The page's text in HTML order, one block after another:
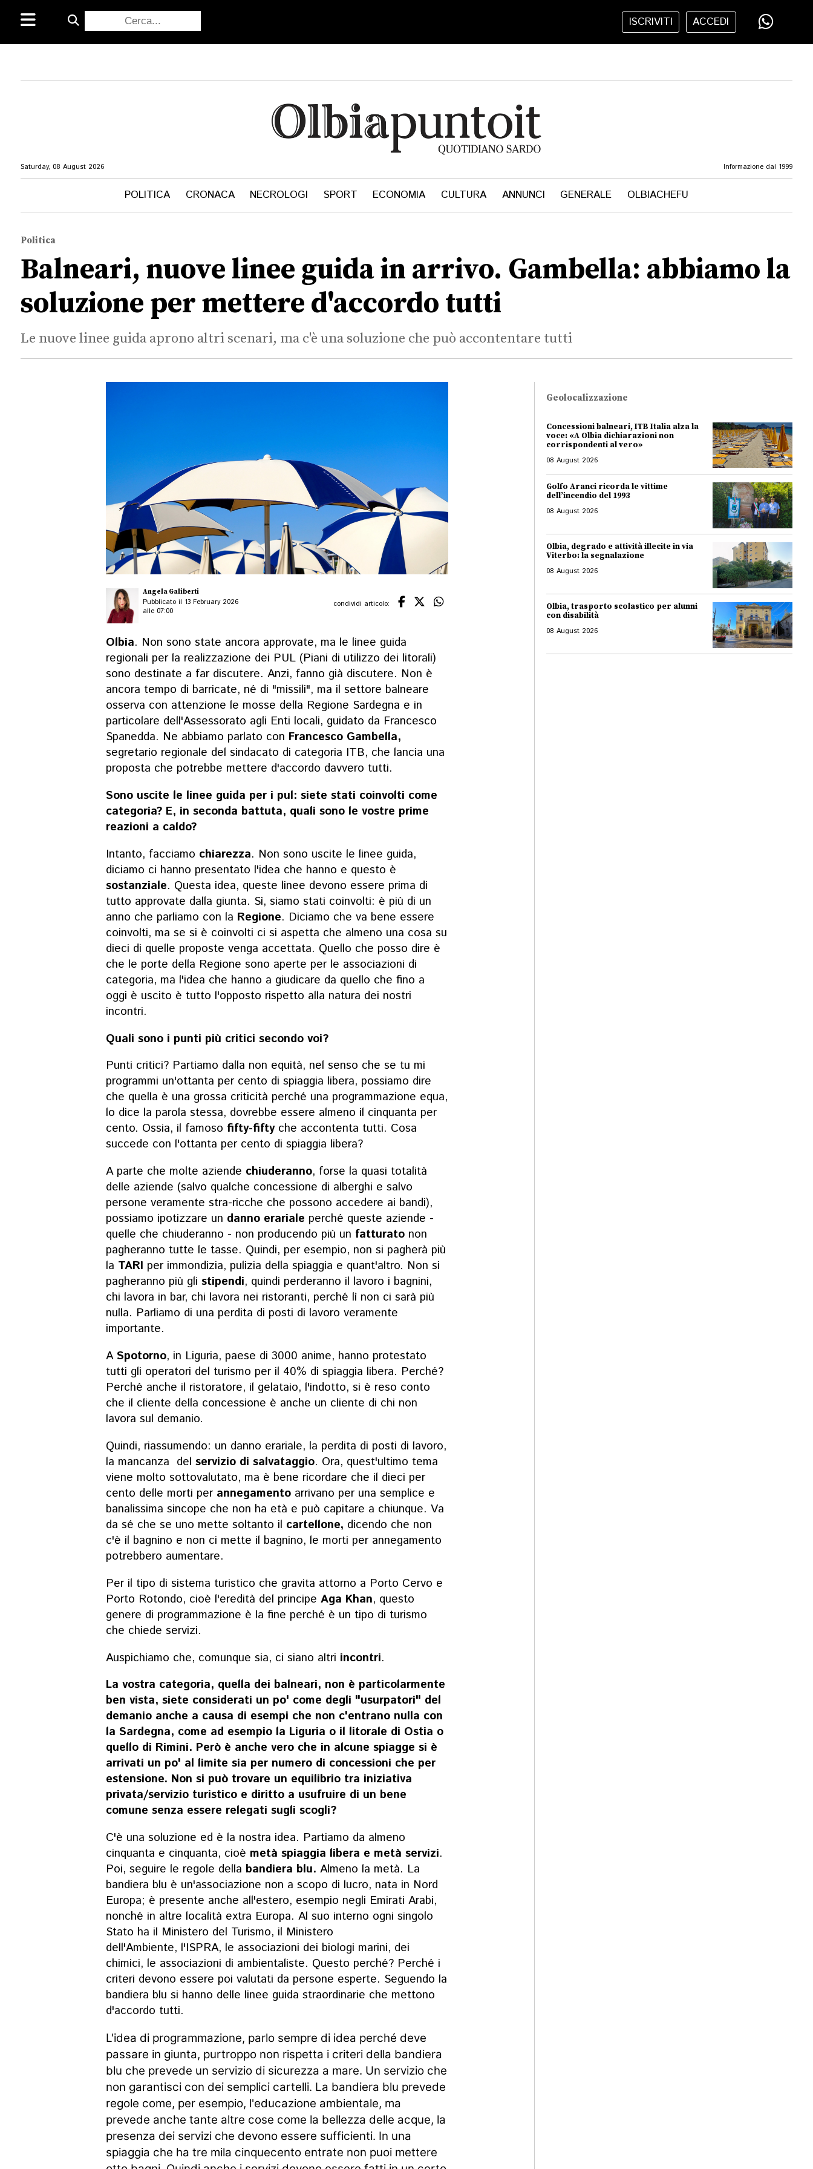
ISCRIVITI ACCEDI
Saturday, 08 August 2026 Informazione dal 1999
POLITICA CRONACA NECROLOGI SPORT ECONOMIA CULTURA ANNUNCI GENERALE OLBIACHEFU
Politica
Balneari, nuove linee guida in arrivo. Gambella: abbiamo la
soluzione per mettere d'accordo tutti
Le nuove linee guida aprono altri scenari, ma c'è una soluzione che può accontentare tutti
Angela Galiberti
Pubblicato il 13 February 2026
alle 07:00
condividi articolo:
Olbia. Non sono state ancora approvate, ma le linee guida
regionali per la realizzazione dei PUL (Piani di utilizzo dei litorali)
sono destinate a far discutere. Anzi, fanno già discutere. Non è
ancora tempo di barricate, né di "missili", ma il settore balneare
osserva con attenzione le mosse della Regione Sardegna e in
particolare dell'Assessorato agli Enti locali, guidato da Francesco
Spanedda. Ne abbiamo parlato con Francesco Gambella,
segretario regionale del sindacato di categoria ITB, che lancia una
proposta che potrebbe mettere d'accordo davvero tutti.
Sono uscite le linee guida per i pul: siete stati coinvolti come
categoria? E, in seconda battuta, quali sono le vostre prime
reazioni a caldo?
Intanto, facciamo chiarezza. Non sono uscite le linee guida,
diciamo ci hanno presentato l'idea che hanno e questo è
sostanziale. Questa idea, queste linee devono essere prima di
tutto approvate dalla giunta. Sì, siamo stati coinvolti: è più di un
anno che parliamo con la Regione. Diciamo che va bene essere
coinvolti, ma se si è coinvolti ci si aspetta che almeno una cosa su
dieci di quelle proposte venga accettata. Quello che posso dire è
che le porte della Regione sono aperte per le associazioni di
categoria, ma l'idea che hanno a giudicare da quello che fino a
oggi è uscito è tutto l'opposto rispetto alla natura dei nostri
incontri.
Quali sono i punti più critici secondo voi?
Punti critici? Partiamo dalla non equità, nel senso che se tu mi
programmi un'ottanta per cento di spiaggia libera, possiamo dire
che quella è una grossa criticità perché una programmazione equa,
lo dice la parola stessa, dovrebbe essere almeno il cinquanta per
cento. Ossia, il famoso fifty-fifty che accontenta tutti. Cosa
succede con l'ottanta per cento di spiaggia libera?
A parte che molte aziende chiuderanno, forse la quasi totalità
delle aziende (salvo qualche concessione di alberghi e salvo
persone veramente stra-ricche che possono accedere ai bandi),
possiamo ipotizzare un danno erariale perché queste aziende -
quelle che chiuderanno - non producendo più un fatturato non
pagheranno tutte le tasse. Quindi, per esempio, non si pagherà più
la TARI per immondizia, pulizia della spiaggia e quant'altro. Non si
pagheranno più glistipendi, quindi perderanno il lavoro i bagnini,
chi lavora in bar, chi lavora nei ristoranti, perché lì non ci sarà più
nulla. Parliamo di una perdita di posti di lavoro veramente
importante.
A Spotorno, in Liguria, paese di 3000 anime, hanno protestato
tutti gli operatori del turismo per il 40% di spiaggia libera. Perché?
Perché anche il ristoratore, il gelataio, l'indotto, si è reso conto
che il cliente della concessione è anche un cliente di chi non
lavora sul demanio.
Quindi, riassumendo: un danno erariale, la perdita di posti di lavoro,
la mancanza delservizio di salvataggio. Ora, quest'ultimo tema
viene molto sottovalutato, ma è bene ricordare che il dieci per
cento delle morti per annegamento arrivano per una semplice e
banalissima sincope che non ha età e può capitare a chiunque. Va
da sé che se uno mette soltanto il cartellone, dicendo che non
c'è il bagnino e non ci mette il bagnino, le morti per annegamento
potrebbero aumentare.
Per il tipo di sistema turistico che gravita attorno a Porto Cervo e
Porto Rotondo, cioè l'eredità del principeAga Khan, questo
genere di programmazione è la fine perché è un tipo di turismo
che chiede servizi.
Auspichiamo che, comunque sia, ci siano altri incontri.
La vostra categoria, quella dei balneari, non è particolarmente
ben vista, siete considerati un po' come degli "usurpatori" del
demanio anche a causa di esempi che non c'entrano nulla con
la Sardegna, come ad esempio la Liguria o il litorale di Ostia o
quello di Rimini. Però è anche vero che in alcune spiagge si è
arrivati un po' al limite sia per numero di concessioni che per
estensione. Non si può trovare un equilibrio tra iniziativa
privata/servizio turistico e diritto a usufruire di un bene
comune senza essere relegati sugli scogli?
C'è una soluzione ed è la nostra idea. Partiamo da almeno
cinquanta e cinquanta, cioè metà spiaggia libera e metà servizi.
Poi, seguire le regole della bandiera blu. Almeno la metà. La
bandiera blu è un'associazione non ascopo di lucro, nata in Nord
Europa; è presente anche all'estero, esempio negli EmiratiArabi,
nonché in altre località extra Europa. Al suo interno ognisingolo
Stato ha il Ministero del Turismo, il Ministero
dell'Ambiente, l'ISPRA, le associazioni dei biologi marini, dei
chimici, le associazioni di ambientaliste. Questo perché? Perché i
criteri devono essere poivalutati da persone esperte. Seguendo la
bandiera blusi hanno delle linee guidastraordinarie che mettono
d'accordo tutti.
L'idea di programmazione, parlo sempre di idea perché deve
passare in giunta, purtroppo non rispetta i criteri della bandiera
blu che prevede un servizio di sicurezza a mare. Un servizio che
non garantisci con dei semplici cartelli. La bandiera blu prevede
regole come, per esempio, l'educazione ambientale, ma
prevede anche tante altre cose come la bellezza delle acque, la
presenza dei servizi che devono essere sufficienti. In una
spiaggia che hatre mila cinquecento entrate non puoi mettere
Geolocalizzazione
Concessioni balneari, ITB Italia alza la
voce: «A Olbia dichiarazioni non
corrispondenti al vero»
08 August 2026
Golfo Aranci ricorda le vittime
dell’incendio del 1993
08 August 2026
Olbia, degrado e attività illecite in via
Viterbo: la segnalazione
08 August 2026
Olbia, trasporto scolastico per alunni
con disabilità
08 August 2026